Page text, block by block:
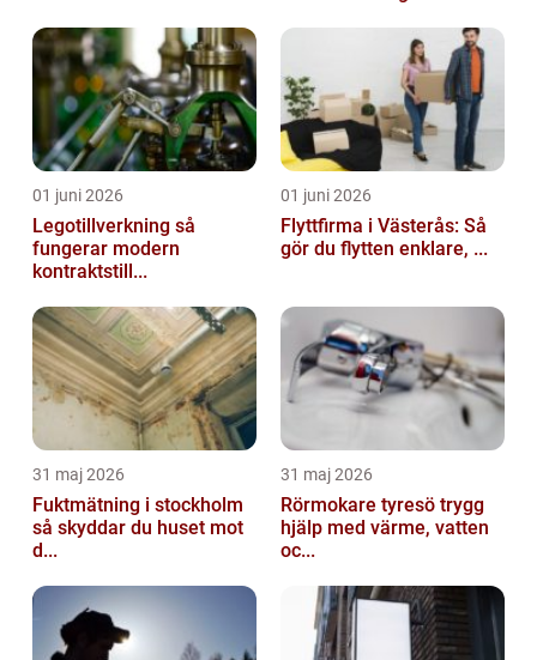
01 juni 2026
Legotillverkning så
fungerar modern
kontraktstill...
01 juni 2026
Flyttfirma i Västerås: Så
gör du flytten enklare, ...
31 maj 2026
Fuktmätning i stockholm
så skyddar du huset mot
d...
31 maj 2026
Rörmokare tyresö trygg
hjälp med värme, vatten
oc...